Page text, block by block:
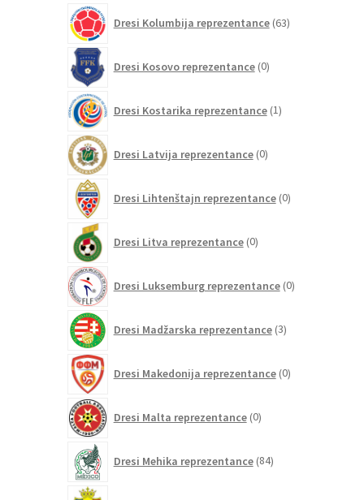
Dresi Kolumbija reprezentance 63izdelkov
Dresi Kosovo reprezentance 0izdelkov
Dresi Kostarika reprezentance 1izdelek
Dresi Latvija reprezentance 0izdelkov
Dresi Lihtenštajn reprezentance 0izdelkov
Dresi Litva reprezentance 0izdelkov
Dresi Luksemburg reprezentance 0izdelkov
Dresi Madžarska reprezentance 3izdelki
Dresi Makedonija reprezentance 0izdelkov
Dresi Malta reprezentance 0izdelkov
Dresi Mehika reprezentance 84izdelkov